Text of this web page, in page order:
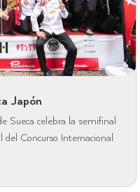
Japón
Sueca celebra la semifinal
Concurso Internacional